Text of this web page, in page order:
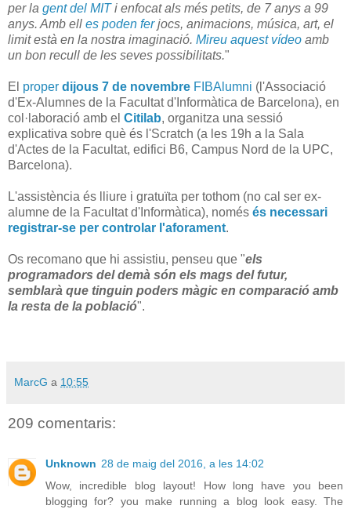
per la gent del MITi enfocat als més petits, de 7 anys a 99
anys. Amb ell es poden ferjocs, animacions, música, art, el
limit està en la nostra imaginació. Mireu aquest vídeo amb
un bon recull de les seves possibilitats."
El proper dijous 7 de novembre FIBAlumni (l'Associació
d'Ex-Alumnes de la Facultat d'Informàtica de Barcelona), en
col·laboració amb el Citilab, organitza una sessió
explicativa sobre què és l'Scratch (a les 19h a la Sala
d'Actes de la Facultat, edifici B6, Campus Nord de la UPC,
Barcelona).
L'assistència és lliure i gratuïta per tothom (no cal ser ex-
alumne de la Facultat d'Informàtica), només és necessari
registrar-se per controlar l'aforament.
Os recomano que hi assistiu, penseu que "els
programadors del demà són els mags del futur,
semblarà que tinguin poders màgic en comparació amb
la resta de la població".
MarcG a 10:55
209 comentaris:
Unknown 28 de maig del 2016, a les 14:02
Wow, incredible blog layout! How long have you been
blogging for? you make running a blog look easy. The